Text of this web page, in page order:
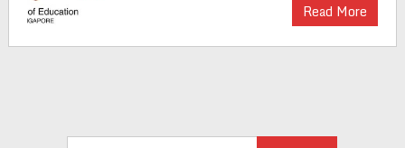
Read More